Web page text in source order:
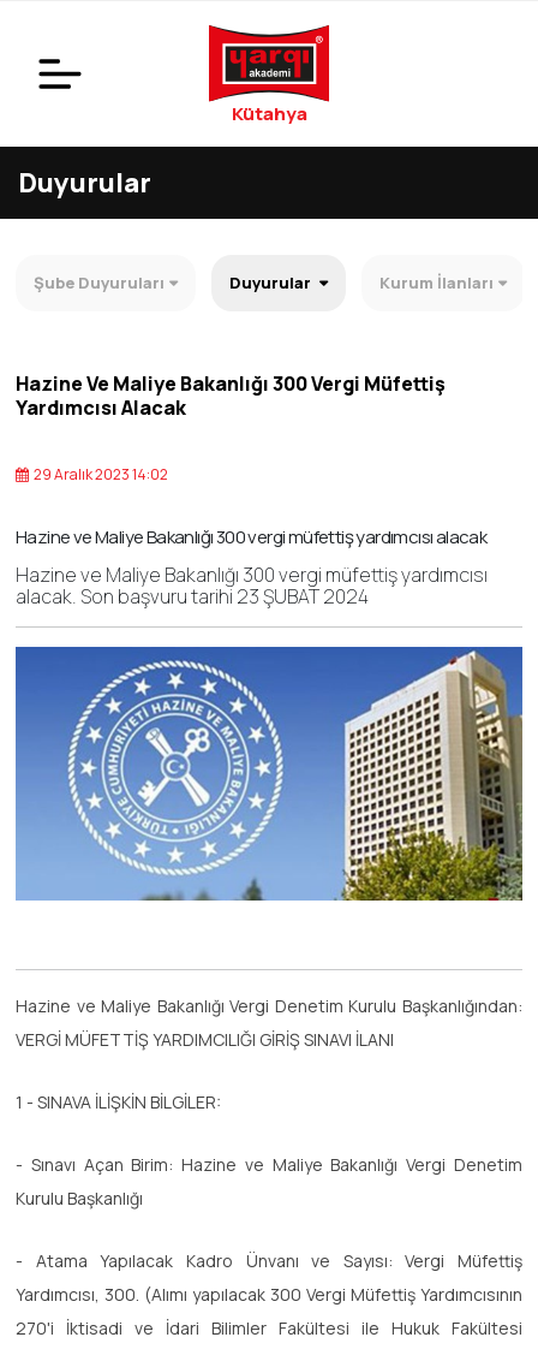
Kütahya
Duyurular
Şube Duyuruları Duyurular Kurum İlanları
Hazine Ve Maliye Bakanlığı 300 Vergi Müfettiş
Yardımcısı Alacak
29 Aralık 2023 14:02
Hazine ve Maliye Bakanlığı 300 vergi müfettiş yardımcısı alacak
Hazine ve Maliye Bakanlığı 300 vergi müfettiş yardımcısı
alacak. Son başvuru tarihi 23 ŞUBAT 2024
Hazine ve Maliye Bakanlığı Vergi Denetim Kurulu Başkanlığından:
VERGİ MÜFETTİŞ YARDIMCILIĞI GİRİŞ SINAVI İLANI
1 - SINAVA İLİŞKİN BİLGİLER:
- Sınavı Açan Birim: Hazine ve Maliye Bakanlığı Vergi Denetim
Kurulu Başkanlığı
- Atama Yapılacak Kadro Ünvanı ve Sayısı: Vergi Müfettiş
Yardımcısı, 300. (Alımı yapılacak 300 Vergi Müfettiş Yardımcısının
270'i İktisadi ve İdari Bilimler Fakültesi ile Hukuk Fakültesi